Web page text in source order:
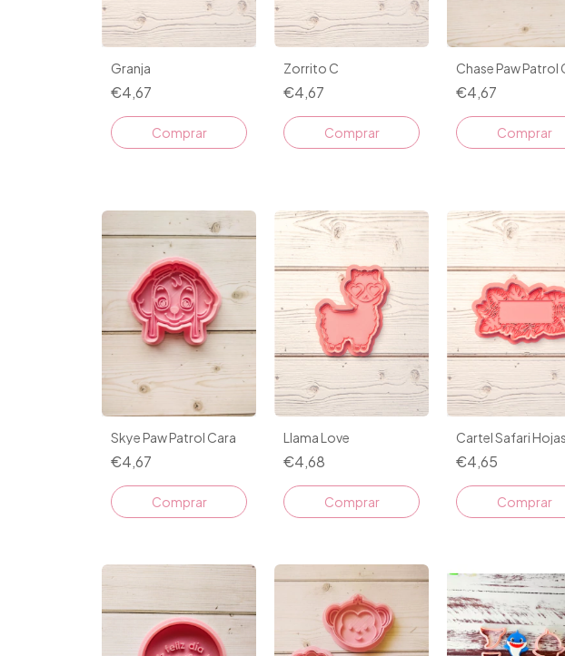
Granja
€4,67
Comprar
Zorrito C
€4,67
Comprar
Chase Paw Patrol
€4,67
Comprar
Skye Paw Patrol Cara
€4,67
Comprar
Llama Love
€4,68
Comprar
Cartel Safari Hojas
€4,65
Comprar